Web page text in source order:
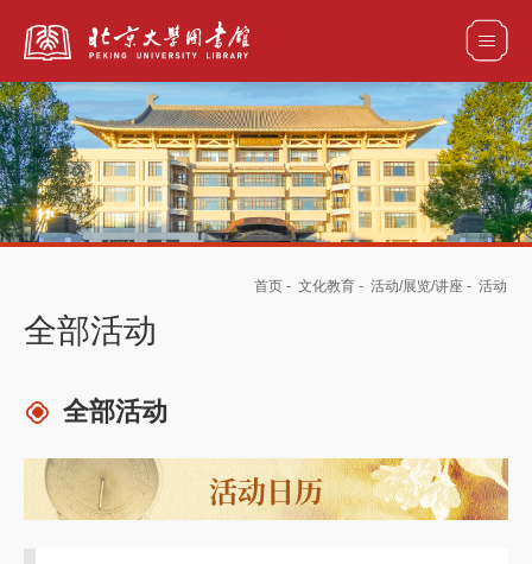
全部资源
首页 - 文化教育 - 活动/展览/讲座 - 活动
全部活动
全部活动
活动日历